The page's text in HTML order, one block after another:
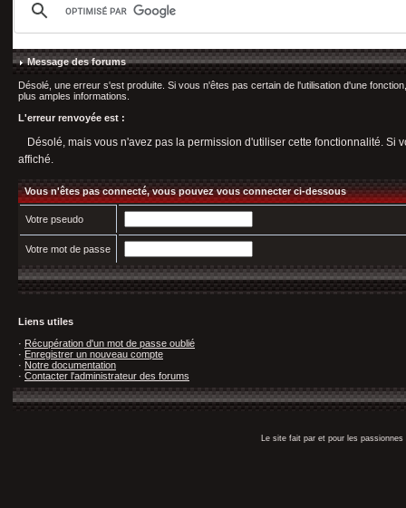
Message des forums
Désolé, une erreur s'est produite. Si vous n'êtes pas certain de l'utilisation d'une
plus amples informations.
L'erreur renvoyée est :
Désolé, mais vous n'avez pas la permission d'utiliser cette fonctionnalité.
affiché.
Vous n'êtes pas connecté, vous pouvez vous connecter ci-dessous
Votre pseudo
Votre mot de passe
Liens utiles
· Récupération d'un mot de passe oublié
· Enregistrer un nouveau compte
· Notre documentation
· Contacter l'administrateur des forums
Le site fait par et pour les